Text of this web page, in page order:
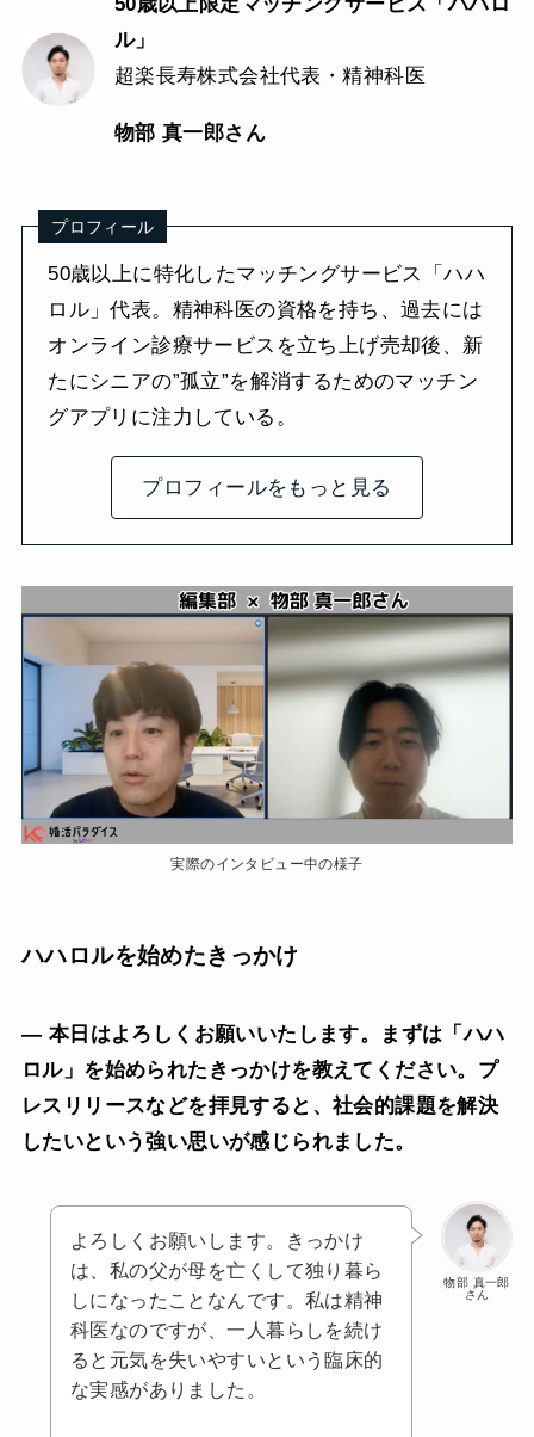
50歳以上限定マッチングサービス「ハハロ
ル」
超楽長寿株式会社代表・精神科医
物部 真一郎さん
プロフィール
50歳以上に特化したマッチングサービス「ハハ
ロル」代表。精神科医の資格を持ち、過去には
オンライン診療サービスを立ち上げ売却後、新
たにシニアの”孤立”を解消するためのマッチン
グアプリに注力している。
プロフィールをもっと見る
実際のインタビュー中の様子
ハハロルを始めたきっかけ
— 本日はよろしくお願いいたします。まずは「ハハ
ロル」を始められたきっかけを教えてください。プ
レスリリースなどを拝見すると、社会的課題を解決
したいという強い思いが感じられました。
物部 真一郎
さん
よろしくお願いします。きっかけ
は、私の父が母を亡くして独り暮ら
しになったことなんです。私は精神
科医なのですが、一人暮らしを続け
ると元気を失いやすいという臨床的
な実感がありました。